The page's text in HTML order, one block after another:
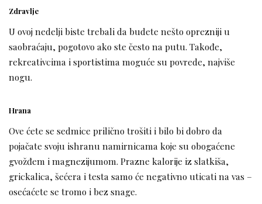
Zdravlje
U ovoj nedelji biste trebali da budete nešto oprezniji u
saobraćaju, pogotovo ako ste često na putu. Takođe,
rekreativcima i sportistima moguće su povrede, najviše
nogu.
Hrana
Ove ćete se sedmice prilično trošiti i bilo bi dobro da
pojačate svoju ishranu namirnicama koje su obogaćene
gvožđem i magnezijumom. Prazne kalorije iz slatkiša,
grickalica, šećera i testa samo će negativno uticati na vas –
osećaćete se tromo i bez snage.